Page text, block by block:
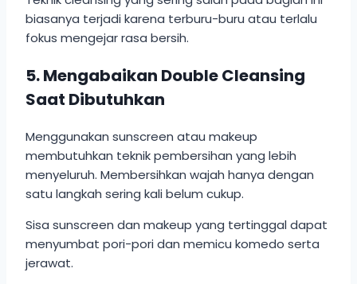
biasanya terjadi karena terburu-buru atau terlalu
fokus mengejar rasa bersih.
5. Mengabaikan Double Cleansing
Saat Dibutuhkan
Menggunakan sunscreen atau makeup
membutuhkan teknik pembersihan yang lebih
menyeluruh. Membersihkan wajah hanya dengan
satu langkah sering kali belum cukup.
Sisa sunscreen dan makeup yang tertinggal dapat
menyumbat pori-pori dan memicu komedo serta
jerawat.